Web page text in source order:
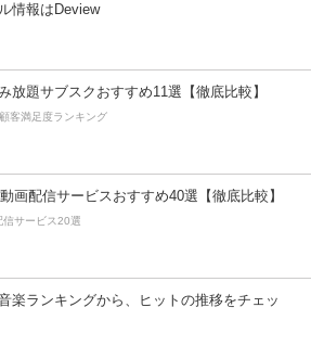
情報はDeview
放題サブスクおすすめ11選【徹底比較】
客満足度ランキング
画配信サービスおすすめ40選【徹底比較】
信サービス20選
楽ランキングから、ヒットの推移をチェッ